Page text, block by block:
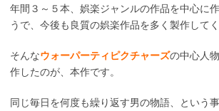
年間３～５本、娯楽ジャンルの作品を中心に
うで、今後も良質の娯楽作品を多く製作してく
そんなウォーパーティピクチャーズの中心人
作したのが、本作です。
同じ毎日を何度も繰り返す男の物語、という